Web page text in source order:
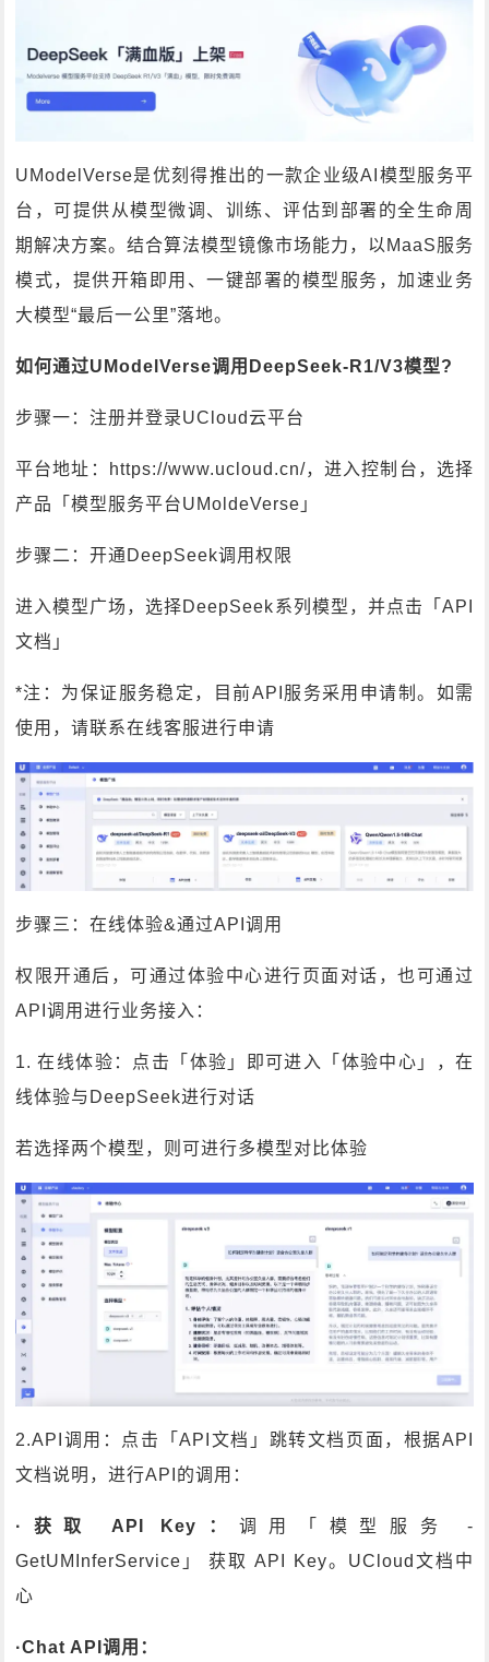
UModelVerse是优刻得推出的一款企业级AI模型服务平
台，可提供从模型微调、训练、评估到部署的全生命周
期解决方案。结合算法模型镜像市场能力，以MaaS服务
模式，提供开箱即用、一键部署的模型服务，加速业务
大模型“最后一公里”落地。
如何通过UModelVerse调用DeepSeek-R1/V3模型?
步骤一：注册并登录UCloud云平台
平台地址：https://www.ucloud.cn/，进入控制台，选择
产品「模型服务平台UMoldeVerse」
步骤二：开通DeepSeek调用权限
进入模型广场，选择DeepSeek系列模型，并点击「API
文档」
*注：为保证服务稳定，目前API服务采用申请制。如需
使用，请联系在线客服进行申请
步骤三：在线体验&通过API调用
权限开通后，可通过体验中心进行页面对话，也可通过
API调用进行业务接入：
1. 在线体验：点击「体验」即可进入「体验中心」，在
线体验与DeepSeek进行对话
若选择两个模型，则可进行多模型对比体验
2.API调用：点击「API文档」跳转文档页面，根据API
文档说明，进行API的调用：
·获取 API Key： 调用「模型服务 -
GetUMInferService」 获取 API Key。UCloud文档中
心
·Chat API调用：